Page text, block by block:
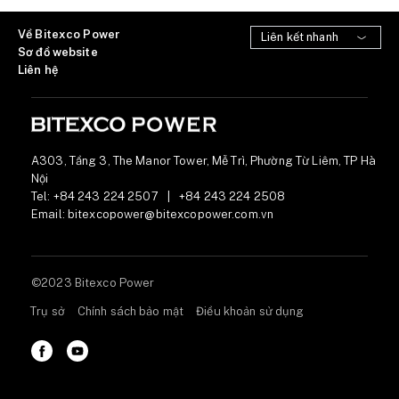
Về Bitexco Power
Sơ đồ website
Liên hệ
A303, Tầng 3, The Manor Tower, Mễ Trì, Phường Từ Liêm, TP Hà
Nội
Tel: +84 243 224 2507
+84 243 224 2508
Email: bitexcopower@bitexcopower.com.vn
©2023 Bitexco Power
Trụ sở Chính sách bảo mật Điều khoản sử dụng